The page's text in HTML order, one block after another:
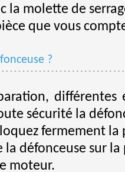
la molette de
que vous
?
sécurité la
fermement la
la défonceuse sur la
moteur.